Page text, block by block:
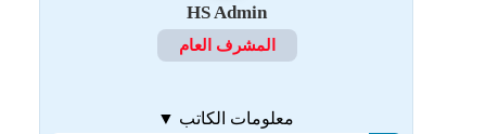
HS Admin
المشرف العام
معلومات الكاتب ▼